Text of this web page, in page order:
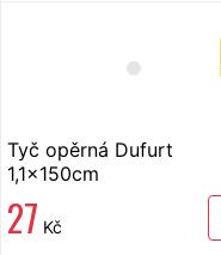
Tyč opěrná Dufurt
1,1x150cm
27 Kč